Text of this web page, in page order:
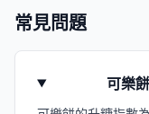
常見問題
可樂